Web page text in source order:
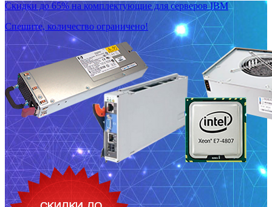
Скидки до 65% на комплектующие для серверов IBM
Спешите, количество ограничено!